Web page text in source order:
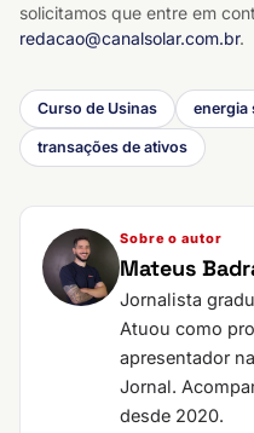
solicitamos que entre em
redacao@canalsolar.com.br.
Curso de Usinas energia
transações de ativos
Sobre o autor
Mateus
Jornalista
Atuou como
apresentador
Jornal.
desde 2020.